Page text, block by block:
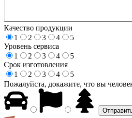
Качество продукции
1
2 3 4
5
Уровень сервиса
1
2 3 4
5
Срок изготовления
1
2 3 4
5
Пожалуйста, докажите, что вы